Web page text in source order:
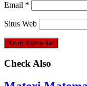
Email *
Situs Web
Check Also